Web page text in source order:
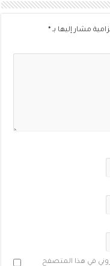
مشار إليها بـ*
في هذا المتصفح